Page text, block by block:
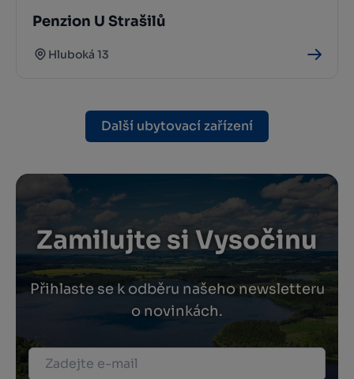
Penzion U Strašilů
Hluboká 13
Další ubytovací zařízení
Zamilujte si Vysočinu
Přihlaste se k odběru našeho newsletteru
o novinkách.